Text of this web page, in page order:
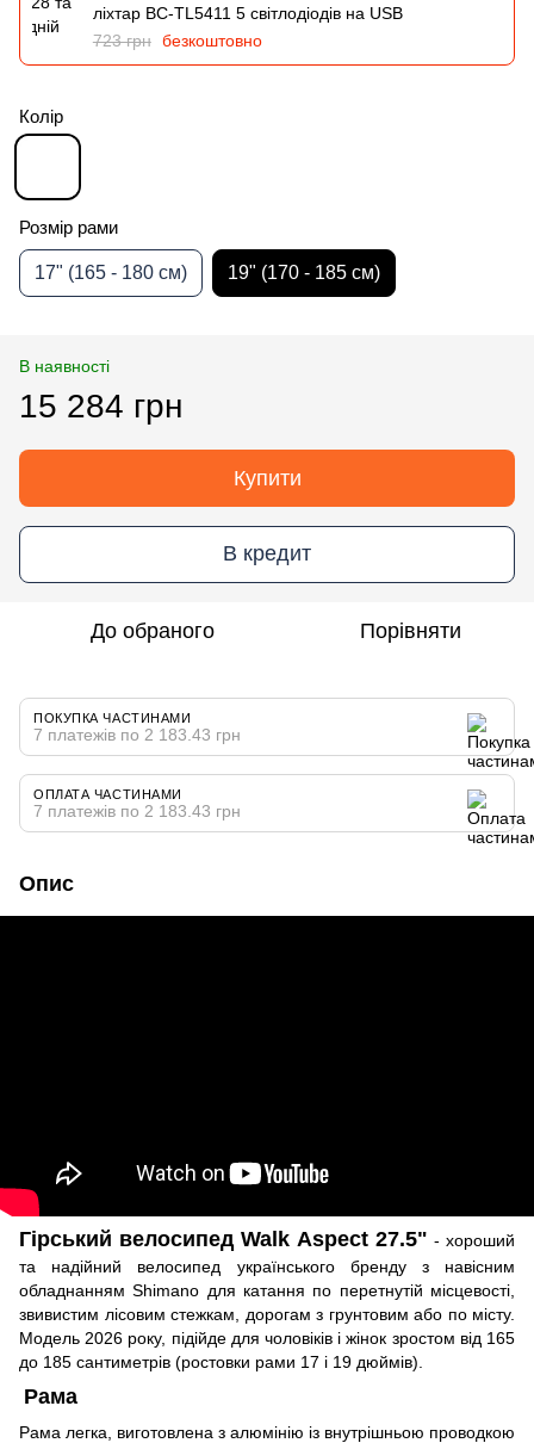
ліхтар BC-TL5411 5 світлодіодів на USB
723 грн безкоштовно
Колір
Розмір рами
17" (165 - 180 см) 19" (170 - 185 см)
В наявності
15 284 грн
Купити
В кредит
До обраного Порівняти
ПОКУПКА ЧАСТИНАМИ
7 платежів по 2 183.43 грн
ОПЛАТА ЧАСТИНАМИ
7 платежів по 2 183.43 грн
Опис
Гірський велосипед Walk Aspect 27.5" - хороший
та надійний велосипед українського бренду з навісним
обладнанням Shimano для катання по перетнутій місцевості,
звивистим лісовим стежкам, дорогам з грунтовим або по місту.
Модель 2026 року, підійде для чоловіків і жінок зростом від 165
до 185 сантиметрів (ростовки рами 17 і 19 дюймів).
Рама
Рама легка, виготовлена з алюмінію із внутрішньою проводкою